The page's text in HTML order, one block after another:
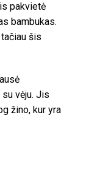
pakvietė
bambukas.
šis
vėju. Jis
žino, kur yra